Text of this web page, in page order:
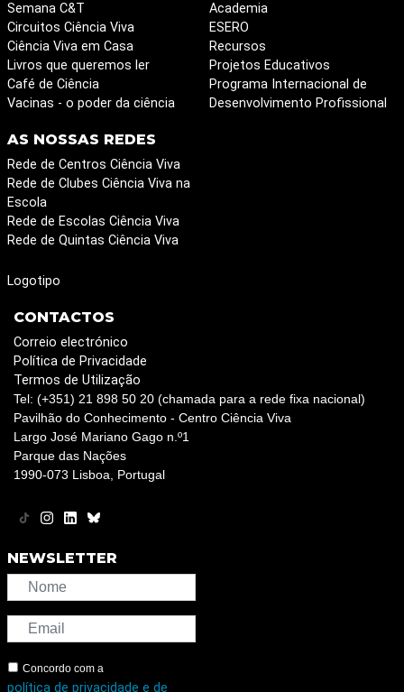
Semana C&T
Circuitos Ciência Viva
Ciência Viva em Casa
Livros que queremos ler
Café de Ciência
Vacinas - o poder da ciência
Academia
ESERO
Recursos
Projetos Educativos
Programa Internacional de
Desenvolvimento Profissional
AS NOSSAS REDES
Rede de Centros Ciência Viva
Rede de Clubes Ciência Viva na
Escola
Rede de Escolas Ciência Viva
Rede de Quintas Ciência Viva
Logotipo
CONTACTOS
Correio electrónico
Política de Privacidade
Termos de Utilização
Tel: (+351) 21 898 50 20 (chamada para a rede fixa nacional)
Pavilhão do Conhecimento - Centro Ciência Viva
Largo José Mariano Gago n.º1
Parque das Nações
1990-073 Lisboa, Portugal
NEWSLETTER
Concordo com a
política de privacidade e de